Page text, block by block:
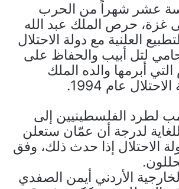
عشر شهراً من الحرب
غزة، حرص الملك عبد الله
العلنية مع دولة الاحتلال
لتل أبيب والحفاظ على
أبرمها والده الملك
عام 1994.
لطرد الفلسطينيين إلى
لدرجة أن عمّان ستعلن
الاحتلال إذا حدث ذلك، وفق
الأردني أيمن الصفدي